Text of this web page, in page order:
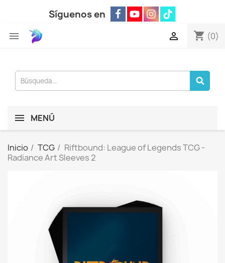
Síguenos en
 shopping_cart (0)

MENÚ
Inicio TCG
Riftbound: League of Legends TCG -
Radiance Art Sleeves 2